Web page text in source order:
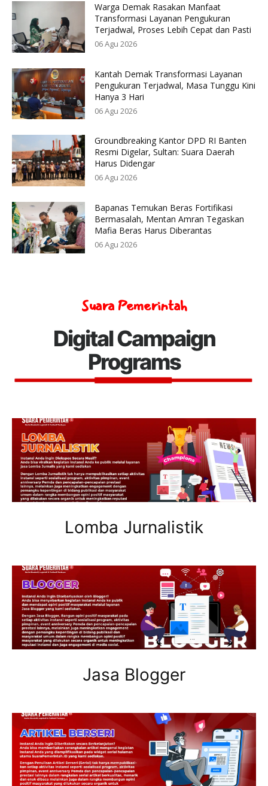
Warga Demak Rasakan Manfaat
Transformasi Layanan Pengukuran
Terjadwal, Proses Lebih Cepat dan Pasti
06 Agu 2026
Kantah Demak Transformasi Layanan
Pengukuran Terjadwal, Masa Tunggu Kini
Hanya 3 Hari
06 Agu 2026
Groundbreaking Kantor DPD RI Banten
Resmi Digelar, Sultan: Suara Daerah
Harus Didengar
06 Agu 2026
Bapanas Temukan Beras Fortifikasi
Bermasalah, Mentan Amran Tegaskan
Mafia Beras Harus Diberantas
06 Agu 2026
Suara Pemerintah
Digital Campaign
Programs
Lomba Jurnalistik
Jasa Blogger